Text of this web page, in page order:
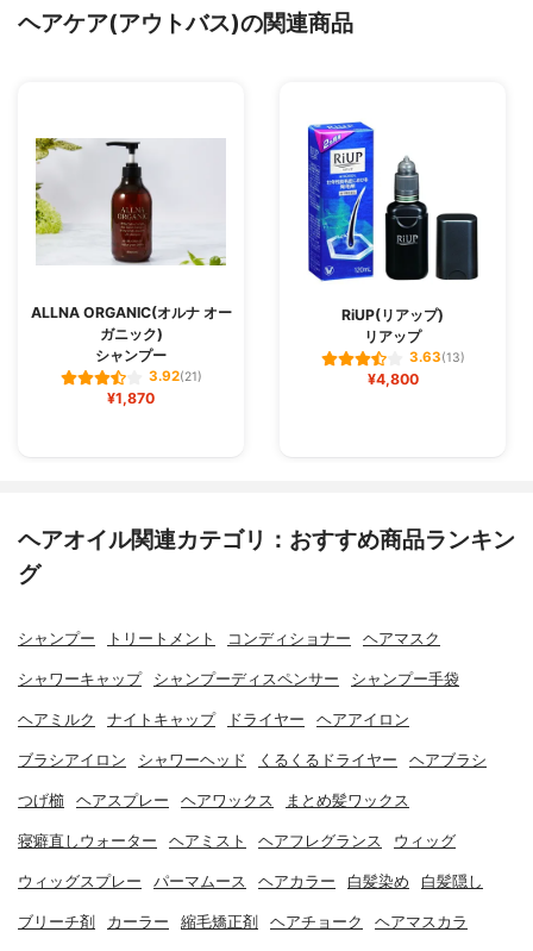
ヘアケア(アウトバス)の関連商品
ALLNA ORGANIC(オルナ オー
ガニック)
シャンプー
3.92(21)
¥1,870
RiUP(リアップ)
リアップ
3.63(13)
¥4,800
ヘアオイル関連カテゴリ：おすすめ商品ランキン
グ
シャンプー トリートメント コンディショナー ヘアマスク
シャワーキャップ シャンプーディスペンサー シャンプー手袋
ヘアミルク ナイトキャップ ドライヤー ヘアアイロン
ブラシアイロン シャワーヘッド くるくるドライヤー ヘアブラシ
つげ櫛 ヘアスプレー ヘアワックス まとめ髪ワックス
寝癖直しウォーター ヘアミスト ヘアフレグランス ウィッグ
ウィッグスプレー パーマムース ヘアカラー 白髪染め 白髪隠し
ブリーチ剤 カーラー 縮毛矯正剤 ヘアチョーク ヘアマスカラ